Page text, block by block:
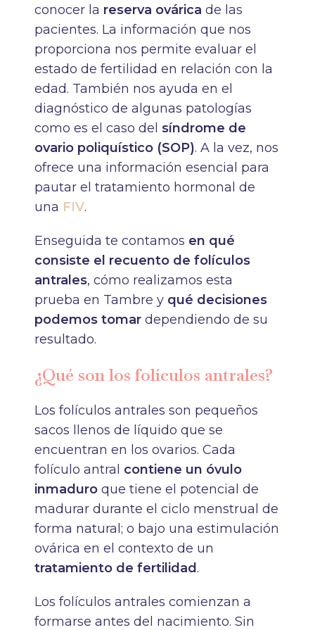
conocer la reserva ovárica de las
pacientes. La información que nos
proporciona nos permite evaluar el
estado de fertilidad en relación con la
edad. También nos ayuda en el
diagnóstico de algunas patologías
como es el caso del síndrome de
ovario poliquístico (SOP). A la vez, nos
ofrece una información esencial para
pautar el tratamiento hormonal de
una FIV.
Enseguida te contamos en qué
consiste el recuento de folículos
antrales, cómo realizamos esta
prueba en Tambre y qué decisiones
podemos tomar dependiendo de su
resultado.
¿Qué son los folículos antrales?
Los folículos antrales son pequeños
sacos llenos de líquido que se
encuentran en los ovarios. Cada
folículo antral contiene un óvulo
inmaduro que tiene el potencial de
madurar durante el ciclo menstrual de
forma natural; o bajo una estimulación
ovárica en el contexto de un
tratamiento de fertilidad.
Los folículos antrales comienzan a
formarse antes del nacimiento. Sin